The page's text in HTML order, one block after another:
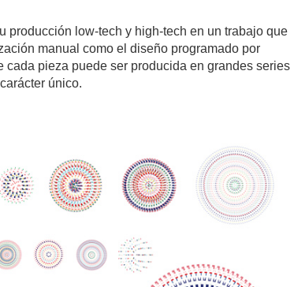
producción low-tech y high-tech en un trabajo que
manual como el diseño programado por
cada pieza puede ser producida en grandes series
único.